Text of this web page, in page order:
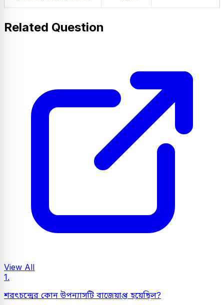
Related Question
View All
1.
শরৎচন্দ্রের কোন উপন্যাসটি বাজেয়াপ্ত হয়েছিল?